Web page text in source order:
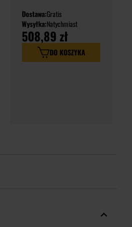
Dostawa:Gratis
Wysyłka:Natychmiast
508,89 zł
DO KOSZYKA